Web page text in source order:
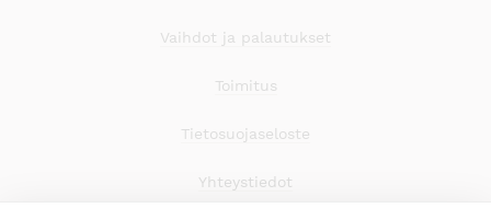
Vaihdot ja palautukset
Toimitus
Tietosuojaseloste
Yhteystiedot